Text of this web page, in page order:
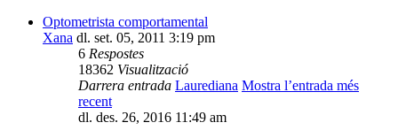
Optometrista comportamental
Xana dl. set. 05, 2011 3:19 pm
6 Respostes
18362 Visualització
Darrera entrada Laurediana Mostra l’entrada més
recent
dl. des. 26, 2016 11:49 am